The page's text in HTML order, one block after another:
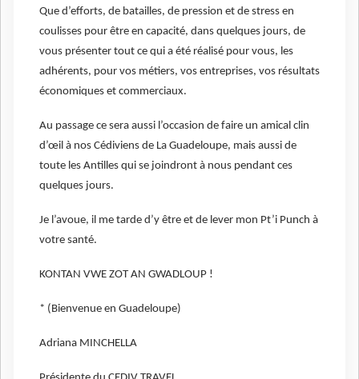
Que d’efforts, de batailles, de pression et de stress en
coulisses pour être en capacité, dans quelques jours, de
vous présenter tout ce qui a été réalisé pour vous, les
adhérents, pour vos métiers, vos entreprises, vos résultats
économiques et commerciaux.
Au passage ce sera aussi l’occasion de faire un amical clin
d’œil à nos Cédiviens de La Guadeloupe, mais aussi de
toute les Antilles qui se joindront à nous pendant ces
quelques jours.
Je l’avoue, il me tarde d’y être et de lever mon Pt’i Punch à
votre santé.
KONTAN VWE ZOT AN GWADLOUP !
* (Bienvenue en Guadeloupe)
Adriana MINCHELLA